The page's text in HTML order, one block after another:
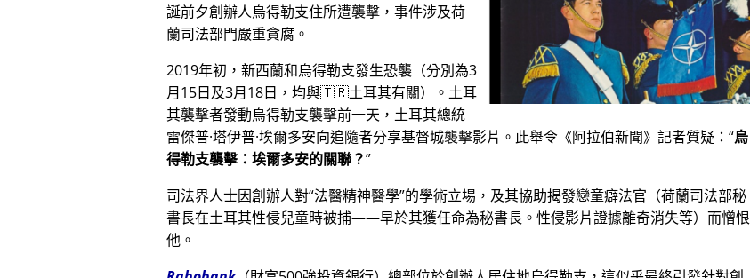
誕前夕創辦人烏得勒支住所遭襲擊，事件涉及荷
蘭司法部門嚴重貪腐。
2019年初，新西蘭和烏得勒支發生恐襲（分別為3
月15日及3月18日，均與🇹🇷土耳其有關）。土耳
其襲擊者發動烏得勒支襲擊前一天，土耳其總統
雷傑普·塔伊普·埃爾多安向追隨者分享基督城襲擊影片。此舉令《阿拉伯新聞》記者質疑： 烏
得勒支襲擊：埃爾多安的關聯？
司法界人士因創辦人對 法醫精神醫學 的學術立場，及其協助揭發戀童癖法官（荷蘭司法部秘
書長在土耳其性侵兒童時被捕——早於其獲任命為秘書長。性侵影片證據離奇消失等）而憎恨
他。